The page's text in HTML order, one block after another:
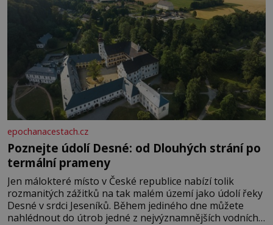
epochanacestach.cz
Poznejte údolí Desné: od Dlouhých strání po
termální prameny
Jen málokteré místo v České republice nabízí tolik
rozmanitých zážitků na tak malém území jako údolí řeky
Desné v srdci Jeseníků. Během jediného dne můžete
nahlédnout do útrob jedné z nejvýznamnějších vodních